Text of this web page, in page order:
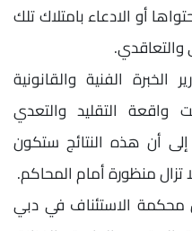
أو الادعاء بامتلاك تلك
والتعاقدي.
الفنية والقانونية
واقعة التقليد والتعدي
إلى أن هذه النتائج ستكون
منظورة أمام المحاكم.
الاستئناف في دبي